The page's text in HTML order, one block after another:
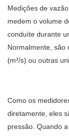
Medições de
medem o volume
conduíte durante
Normalmente, são
(m³/s) ou outras
Como os
diretamente, eles
pressão. Quando